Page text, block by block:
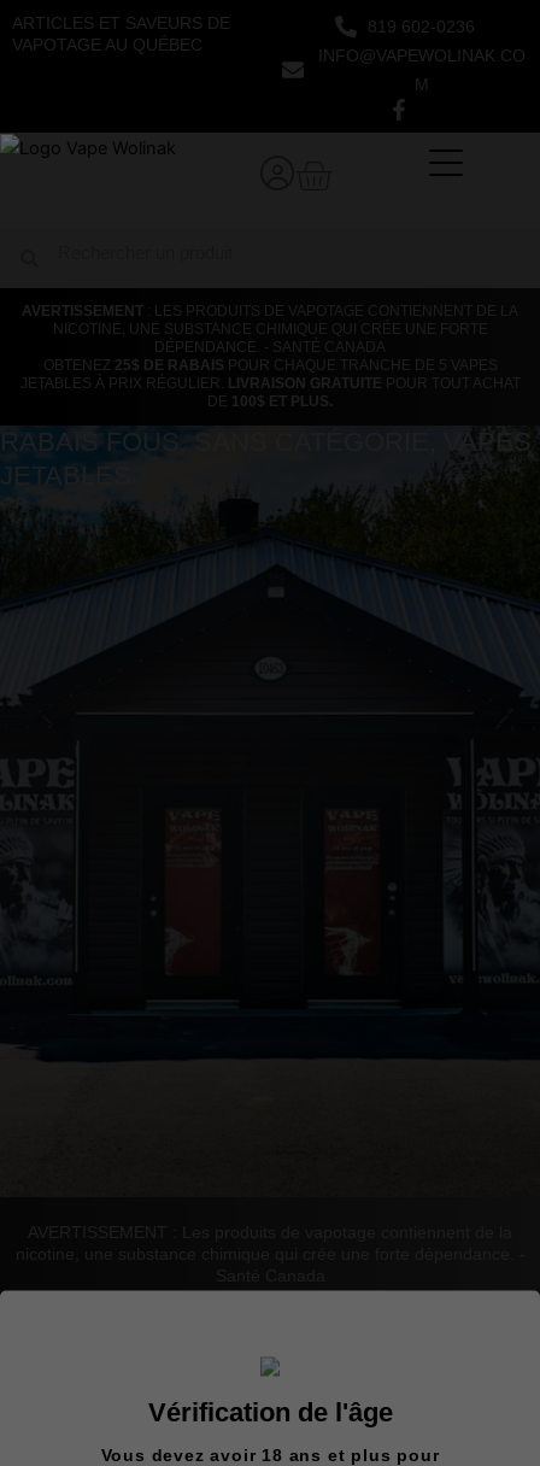
Aller
au
ARTICLES ET SAVEURS DE
VAPOTAGE AU QUÉBEC
819 602-0236
INFO@VAPEWOLINAK.CO
M
AVERTISSEMENT : LES PRODUITS DE VAPOTAGE CONTIENNENT DE LA
NICOTINE, UNE SUBSTANCE CHIMIQUE QUI CRÉE UNE FORTE
DÉPENDANCE. - SANTÉ CANADA
OBTENEZ 25$ DE RABAIS POUR CHAQUE TRANCHE DE 5 VAPES
JETABLES À PRIX RÉGULIER. LIVRAISON GRATUITE POUR TOUT ACHAT
DE 100$ ET PLUS.
RABAIS FOUS
VAPES
JETABLES
AVERTISSEMENT : Les produits de vapotage contiennent de la
nicotine, une substance chimique qui crée une forte dépendance. -
ARCHER
V2.5
Vérification de l'âge
Vous devez avoir 18 ans et plus pour